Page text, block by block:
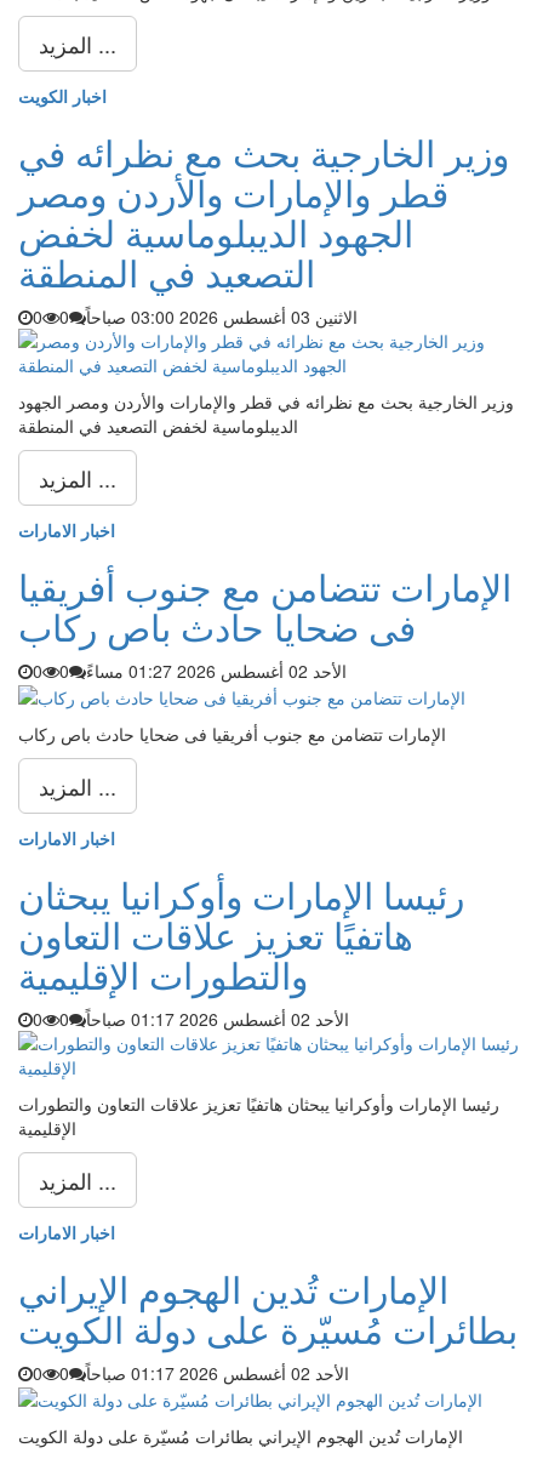
المزيد ...
اخبار الكويت
وزير الخارجية بحث مع نظرائه في
قطر والإمارات والأردن ومصر
الجهود الديبلوماسية لخفض
التصعيد في المنطقة
الاثنين 03 أغسطس 2026 03:00 صباحاً 0
0
وزير الخارجية بحث مع نظرائه في قطر والإمارات والأردن ومصر الجهود
الديبلوماسية لخفض التصعيد في المنطقة
المزيد ...
اخبار الامارات
الإمارات تتضامن مع جنوب أفريقيا
فى ضحايا حادث باص ركاب
الأحد 02 أغسطس 2026 01:27 مساءً 0
0
الإمارات تتضامن مع جنوب أفريقيا فى ضحايا حادث باص ركاب
المزيد ...
اخبار الامارات
رئيسا الإمارات وأوكرانيا يبحثان
هاتفيًا تعزيز علاقات التعاون
والتطورات الإقليمية
الأحد 02 أغسطس 2026 01:17 صباحاً 0
0
رئيسا الإمارات وأوكرانيا يبحثان هاتفيًا تعزيز علاقات التعاون والتطورات
الإقليمية
المزيد ...
اخبار الامارات
الإمارات تُدين الهجوم الإيراني
بطائرات مُسيّرة على دولة الكويت
الأحد 02 أغسطس 2026 01:17 صباحاً 0
0
الإمارات تُدين الهجوم الإيراني بطائرات مُسيّرة على دولة الكويت